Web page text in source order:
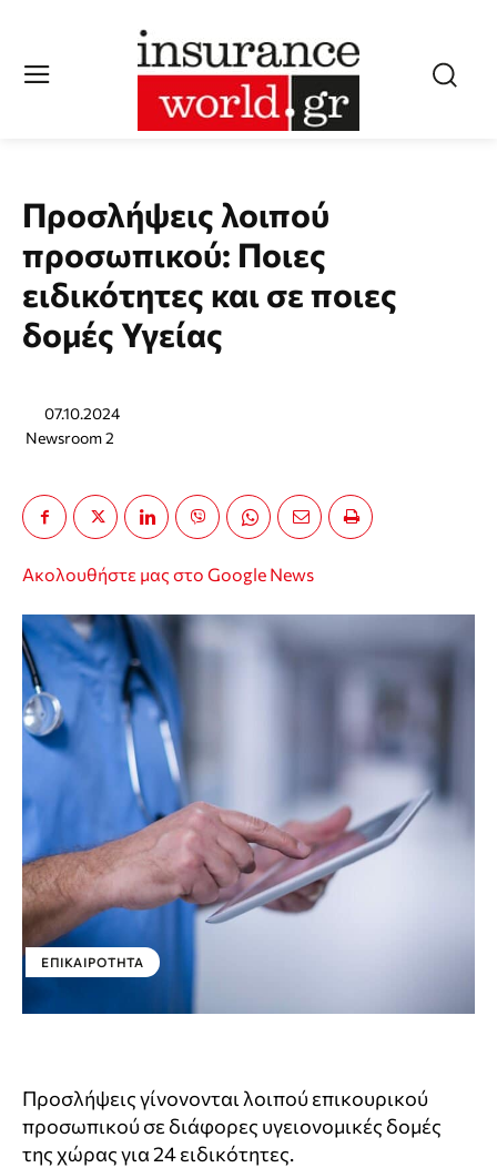
Προσλήψεις λοιπού
προσωπικού: Ποιες
ειδικότητες και σε ποιες
δομές Υγείας
07.10.2024
Newsroom 2
Ακολουθήστε μας στο Google News
ΕΠΙΚΑΙΡΌΤΗΤΑ
Προσλήψεις γίνονονται λοιπού επικουρικού
προσωπικού σε διάφορες υγειονομικές δομές
της χώρας για 24 ειδικότητες.